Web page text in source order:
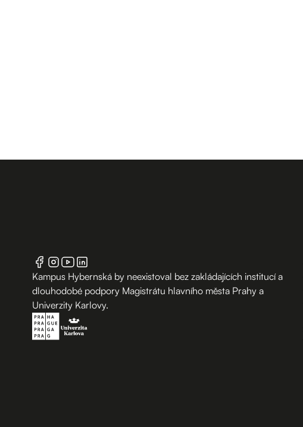
Kampus Hybernská by neexistoval bez zakládajících institucí a
dlouhodobé podpory Magistrátu hlavního města Prahy a
Univerzity Karlovy.